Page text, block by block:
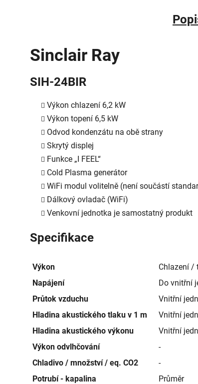
Sinclair Ray
SIH-24BIR
Výkon chlazení 6,2 kW
Výkon topení 6,5 kW
Odvod kondenzátu na obě strany
Skrytý displej
Funkce „I FEEL“
Cold Plasma generátor
WiFi modul volitelně (není součástí
Dálkový ovladač (WiFi)
Venkovní jednotka je samostatný produkt
Specifikace
Výkon Chlazení /
Napájení
Do vnitřní
Průtok vzduchu
Vnitřní
Hladina akustického tlaku v 1 m
Vnitřní
Hladina akustického výkonu
Vnitřní
Výkon odvlhčování
-
Chladivo / množství / eq. CO2
-
Potrubí - kapalina
Průměr